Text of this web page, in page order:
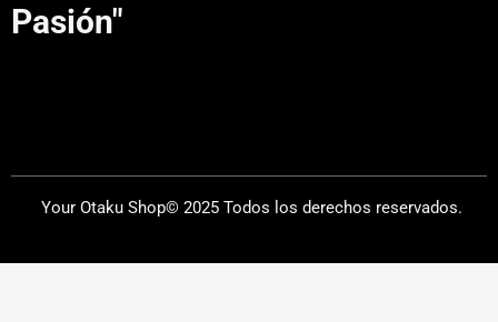
Pasión"
Your Otaku Shop© 2025 Todos los derechos reservados.